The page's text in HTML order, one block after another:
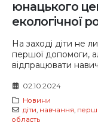
юнацького
екологічної
На заході діти не
першої допомоги,
відпрацювати
02.10.2024
Новини
діти, навчання,
область